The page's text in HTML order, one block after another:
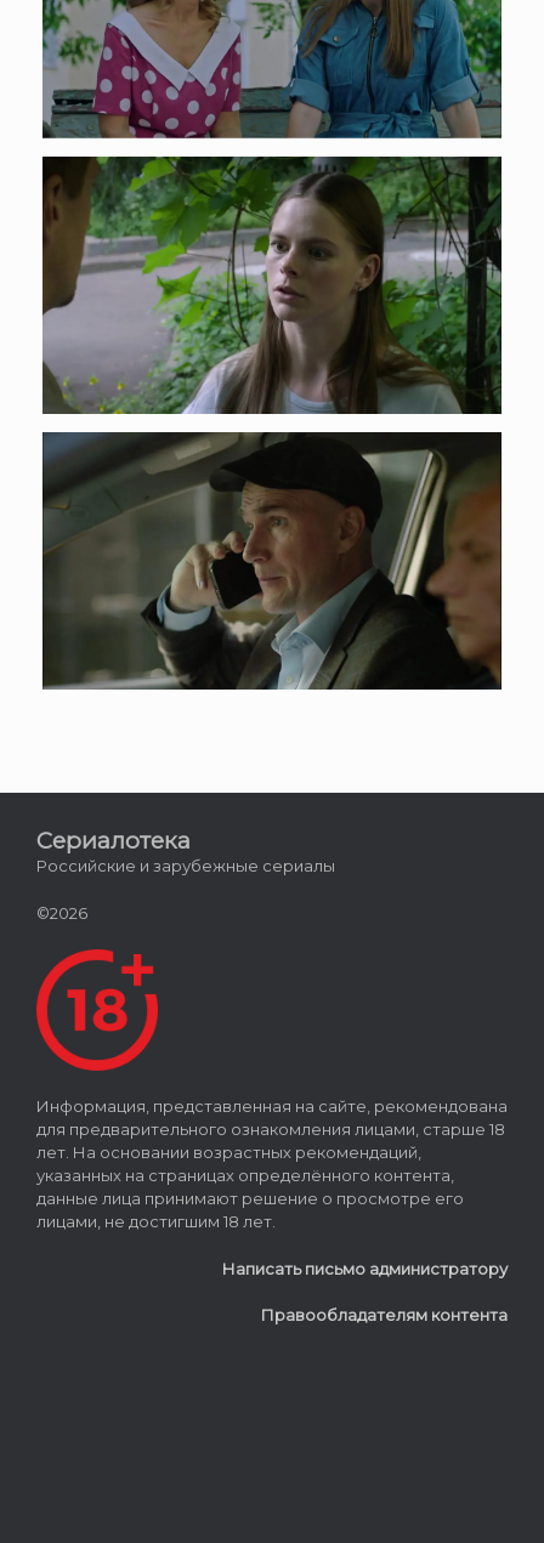
Сериалотека
Российские и зарубежные сериалы
©2026
Информация, представленная на сайте, рекомендована
для предварительного ознакомления лицами, старше 18
лет. На основании возрастных рекомендаций,
указанных на страницах определённого контента,
данные лица принимают решение о просмотре его
лицами, не достигшим 18 лет.
Написать письмо администратору
Правообладателям контента